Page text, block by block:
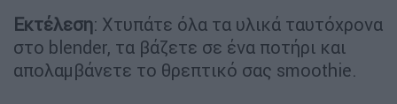
Εκτέλεση: Χτυπάτε όλα τα υλικά ταυτόχρονα
στο blender, τα βάζετε σε ένα ποτήρι και
απολαμβάνετε το θρεπτικό σας smoothie.